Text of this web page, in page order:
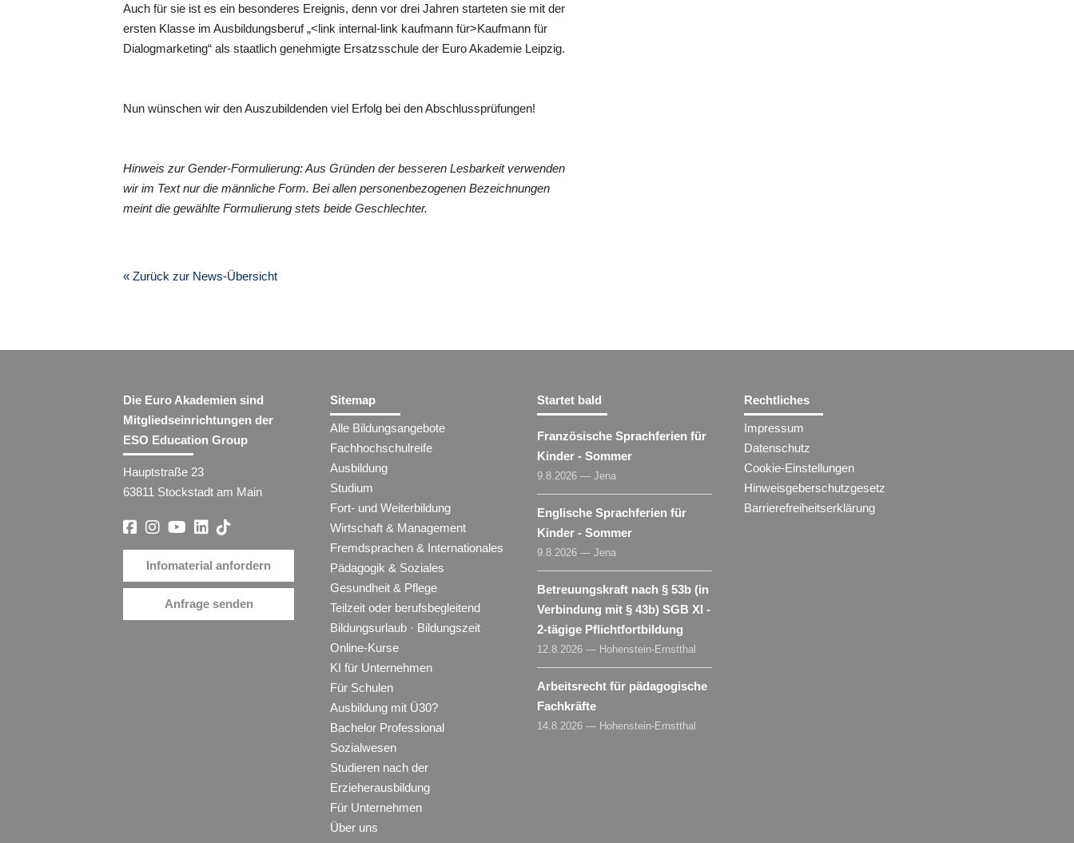
Auch für sie ist es ein besonderes Ereignis, denn vor drei Jahren starteten sie mit der
ersten Klasse im Ausbildungsberuf „<link internal-link kaufmann für>Kaufmann für
Dialogmarketing“ als staatlich genehmigte Ersatzsschule der Euro Akademie Leipzig.
Nun wünschen wir den Auszubildenden viel Erfolg bei den Abschlussprüfungen!
Hinweis zur Gender-Formulierung: Aus Gründen der besseren Lesbarkeit verwenden
wir im Text nur die männliche Form. Bei allen personenbezogenen Bezeichnungen
meint die gewählte Formulierung stets beide Geschlechter.
« Zurück zur News-Übersicht
Die Euro Akademien sind
Mitgliedseinrichtungen der
ESO Education Group
Hauptstraße 23
63811 Stockstadt am Main
Infomaterial anfordern
Anfrage senden
Sitemap
Alle Bildungsangebote
Fachhochschulreife
Ausbildung
Studium
Fort- und Weiterbildung
Wirtschaft & Management
Fremdsprachen & Internationales
Pädagogik & Soziales
Gesundheit & Pflege
Teilzeit oder berufsbegleitend
Bildungsurlaub · Bildungszeit
Online-Kurse
KI für Unternehmen
Für Schulen
Ausbildung mit Ü30?
Bachelor Professional
Sozialwesen
Studieren nach der
Erzieherausbildung
Für Unternehmen
Über uns
Startet bald
Französische Sprachferien für
Kinder - Sommer
9.8.2026 — Jena
Englische Sprachferien für
Kinder - Sommer
9.8.2026 — Jena
Betreuungskraft nach § 53b (in
Verbindung mit § 43b) SGB XI -
2-tägige Pflichtfortbildung
12.8.2026 — Hohenstein-Ernstthal
Arbeitsrecht für pädagogische
Fachkräfte
14.8.2026 — Hohenstein-Ernstthal
Rechtliches
Impressum
Datenschutz
Cookie-Einstellungen
Hinweisgeberschutzgesetz
Barrierefreiheitserklärung